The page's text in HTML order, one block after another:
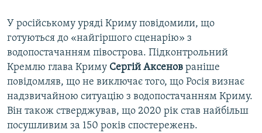
У російському уряді Криму повідомили, що
готуються до «найгіршого сценарію» з
водопостачанням півострова. Підконтрольний
Кремлю глава Криму Сергій Аксенов раніше
повідомляв, що не виключає того, що Росія визнає
надзвичайною ситуацію з водопостачанням Криму.
Він також стверджував, що 2020 рік став найбільш
посушливим за 150 років спостережень.